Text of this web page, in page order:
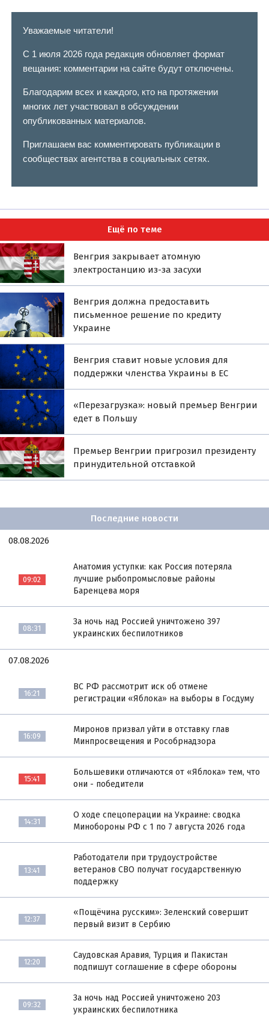
Уважаемые читатели!
С 1 июля 2026 года редакция обновляет формат
вещания: комментарии на сайте будут отключены.
Благодарим всех и каждого, кто на протяжении
многих лет участвовал в обсуждении
опубликованных материалов.
Приглашаем вас комментировать публикации в
сообществах агентства в социальных сетях.
Ещё по теме
Венгрия закрывает атомную
электростанцию из-за засухи
Венгрия должна предоставить
письменное решение по кредиту
Украине
Венгрия ставит новые условия для
поддержки членства Украины в ЕС
«Перезагрузка»: новый премьер Венгрии
едет в Польшу
Премьер Венгрии пригрозил президенту
принудительной отставкой
Последние новости
08.08.2026
09:02
Анатомия уступки: как Россия потеряла
лучшие рыбопромысловые районы
Баренцева моря
08:31
За ночь над Россией уничтожено 397
украинских беспилотников
07.08.2026
16:21
ВС РФ рассмотрит иск об отмене
регистрации «Яблока» на выборы в Госдуму
16:09
Миронов призвал уйти в отставку глав
Минпросвещения и Рособрнадзора
15:41
Большевики отличаются от «Яблока» тем, что
они - победители
14:31
О ходе спецоперации на Украине: сводка
Минобороны РФ с 1 по 7 августа 2026 года
13:41
Работодатели при трудоустройстве
ветеранов СВО получат государственную
поддержку
12:37
«Пощёчина русским»: Зеленский совершит
первый визит в Сербию
12:20
Саудовская Аравия, Турция и Пакистан
подпишут соглашение в сфере обороны
09:32
За ночь над Россией уничтожено 203
украинских беспилотника